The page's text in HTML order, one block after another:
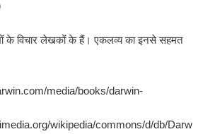
के विचार लेखकों के हैं। एकलव्य का इनसे सहमत
media/books/darwin-
wikipedia/commons/d/db/Darw